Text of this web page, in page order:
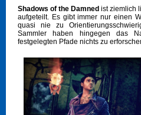
Shadows of the Damned ist ziemlich
aufgeteilt. Es gibt immer nur einen
quasi nie zu
Sammler haben hingegen das
festgelegten Pfade nichts zu